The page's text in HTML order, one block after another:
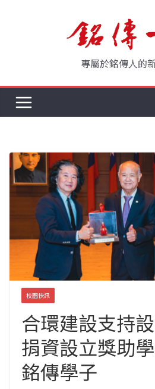
專屬於銘傳人的
校園快訊
合環建設支持
捐資設立獎助
銘傳學子